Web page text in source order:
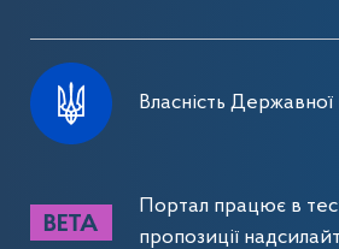
Власність
Портал працює в
пропозиції